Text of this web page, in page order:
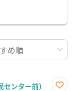
ンター前）